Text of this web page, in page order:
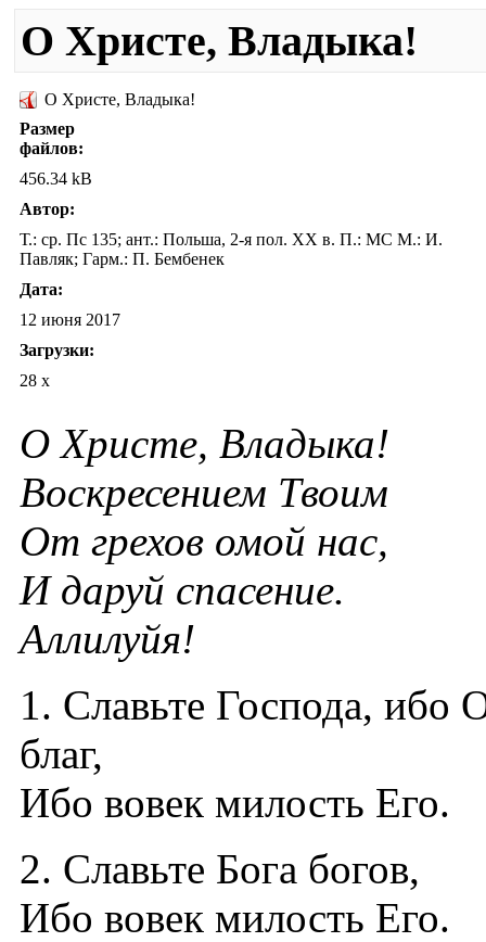
О Христе, Владыка!
О Христе, Владыка!
Размер
файлов:
456.34 kB
Автор:
Т.: ср. Пс 135; ант.: Польша, 2-я пол. XX в. П.: МС М.: И.
Павляк; Гарм.: П. Бембенек
Дата:
12 июня 2017
Загрузки:
28 x
О Христе, Владыка!
Воскресением Твоим
От грехов омой нас,
И даруй спасение.
Аллилуйя!
1. Славьте Господа, ибо
благ,
Ибо вовек милость Его.
2. Славьте Бога богов,
Ибо вовек милость Его.